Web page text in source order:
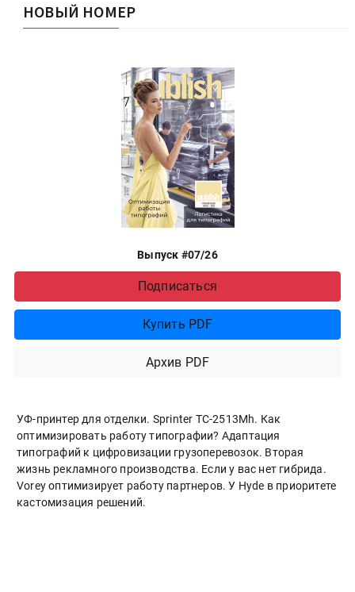
НОВЫЙ НОМЕР
Выпуск #07/26
Подписаться
Купить PDF
Архив PDF
УФ-принтер для отделки. Sprinter ТС-2513Mh. Как
оптимизировать работу типографии? Адаптация
типографий к цифровизации грузоперевозок. Вторая
жизнь рекламного производства. Если у вас нет гибрида.
Vorey оптимизирует работу партнеров. У Hyde в приоритете
кастомизация решений.